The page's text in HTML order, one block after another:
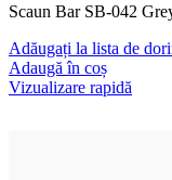
Scaun Bar SB-042
Adăugați la lista de
Adaugă în coș
Vizualizare rapidă